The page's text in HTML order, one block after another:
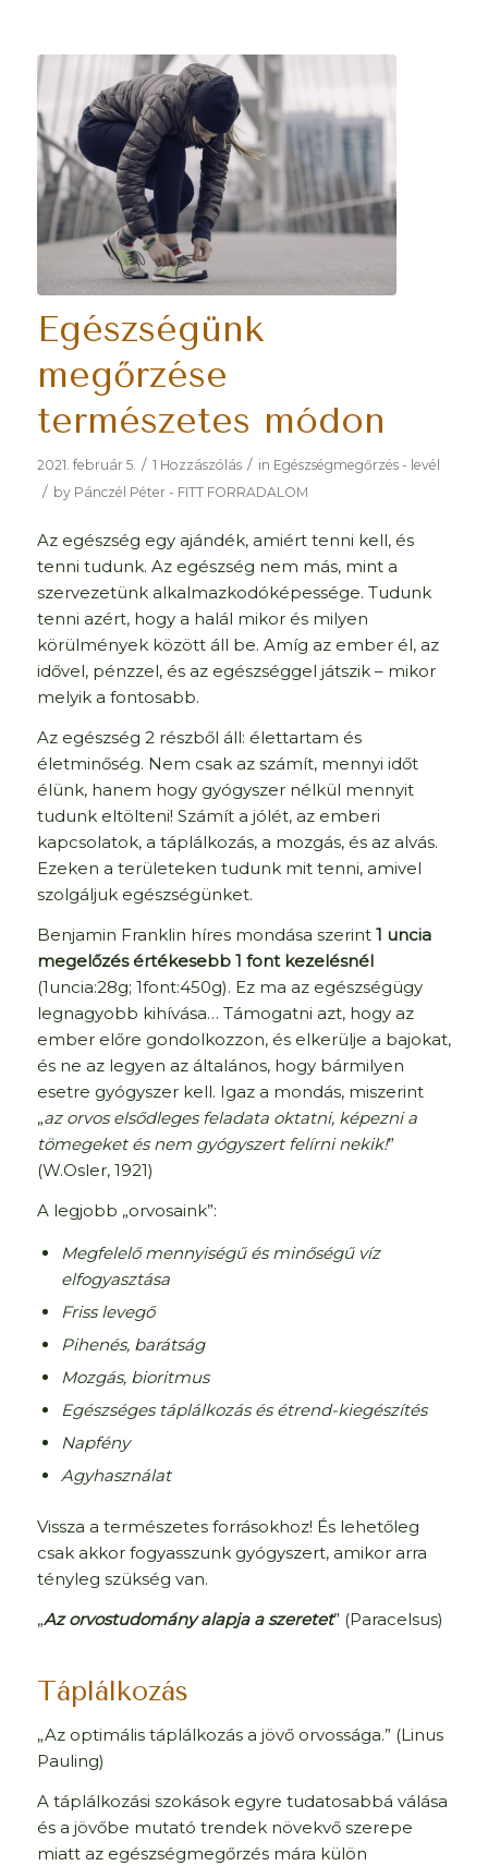
Egészségünk
megőrzése
természetes módon
2021. február 5. / 1 Hozzászólás / in Egészségmegőrzés - levél
/ by Pánczél Péter - FITT FORRADALOM
Az egészség egy ajándék, amiért tenni kell, és
tenni tudunk. Az egészség nem más, mint a
szervezetünk alkalmazkodóképessége. Tudunk
tenni azért, hogy a halál mikor és milyen
körülmények között áll be. Amíg az ember él, az
idővel, pénzzel, és az egészséggel játszik – mikor
melyik a fontosabb.
Az egészség 2 részből áll: élettartam és
életminőség. Nem csak az számít, mennyi időt
élünk, hanem hogy gyógyszer nélkül mennyit
tudunk eltölteni! Számít a jólét, az emberi
kapcsolatok, a táplálkozás, a mozgás, és az alvás.
Ezeken a területeken tudunk mit tenni, amivel
szolgáljuk egészségünket.
Benjamin Franklin híres mondása szerint 1 uncia
megelőzés értékesebb 1 font kezelésnél
(1uncia:28g; 1font:450g). Ez ma az egészségügy
legnagyobb kihívása… Támogatni azt, hogy az
ember előre gondolkozzon, és elkerülje a bajokat,
és ne az legyen az általános, hogy bármilyen
esetre gyógyszer kell. Igaz a mondás, miszerint
„az orvos elsődleges feladata oktatni, képezni a
tömegeket és nem gyógyszert felírni nekik!”
(W.Osler, 1921)
A legjobb „orvosaink”:
Megfelelő mennyiségű és minőségű víz
elfogyasztása
Friss levegő
Pihenés, barátság
Mozgás, bioritmus
Egészséges táplálkozás és étrend-kiegészítés
Napfény
Agyhasználat
Vissza a természetes forrásokhoz! És lehetőleg
csak akkor fogyasszunk gyógyszert, amikor arra
tényleg szükség van.
„Az orvostudomány alapja a szeretet” (Paracelsus)
Táplálkozás
„Az optimális táplálkozás a jövő orvossága.” (Linus
Pauling)
A táplálkozási szokások egyre tudatosabbá válása
és a jövőbe mutató trendek növekvő szerepe
miatt az egészségmegőrzés mára külön